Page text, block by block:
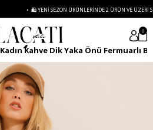
• 🛍️ YENI SEZON ÜRÜNLERINDE 2 ÜRÜN VE ÜZERI
0